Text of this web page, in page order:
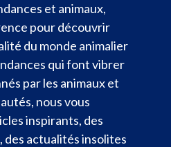
et animaux,
pour découvrir
du monde animalier
qui font vibrer
par les animaux et
nous vous
inspirants, des
des actualités insolites